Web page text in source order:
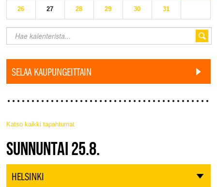
26 27 28 29 30 31
SELAA KAUPUNGEITTAIN
Katso kaikki tapahtumat
JAZZ FINLAND LIVE
SUNNUNTAI 25.8.
HELSINKI